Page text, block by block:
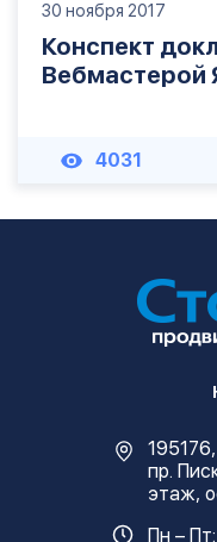
30 ноября 2017
Конспект
Вебмастерой
4031
пр.
этаж,
Пн –